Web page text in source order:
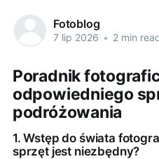
Fotoblog
7 lip 2026 • 2 min
Poradnik
odpowiedniego
podróżowania
1. Wstęp do świata
sprzęt jest niezbędny?